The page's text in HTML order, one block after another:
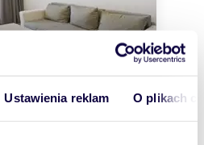
Ustawienia reklam O plikach
44zł/m